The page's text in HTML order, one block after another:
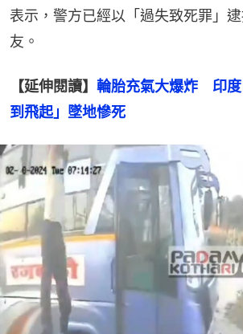
表示，警方已經以「過失致死罪」
友。
【延伸閱讀】 輪胎充氣大爆炸　印
到飛起」墜地慘死